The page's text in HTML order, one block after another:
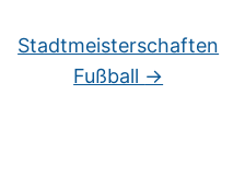
Stadtmeisterschaften
Fußball →